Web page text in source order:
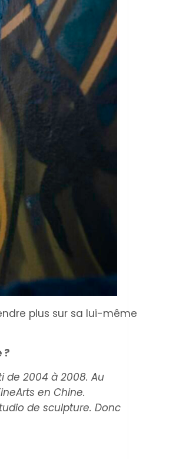
plus sur sa lui-même
?
de 2004 à 2008. Au
en Chine.
de sculpture. Donc